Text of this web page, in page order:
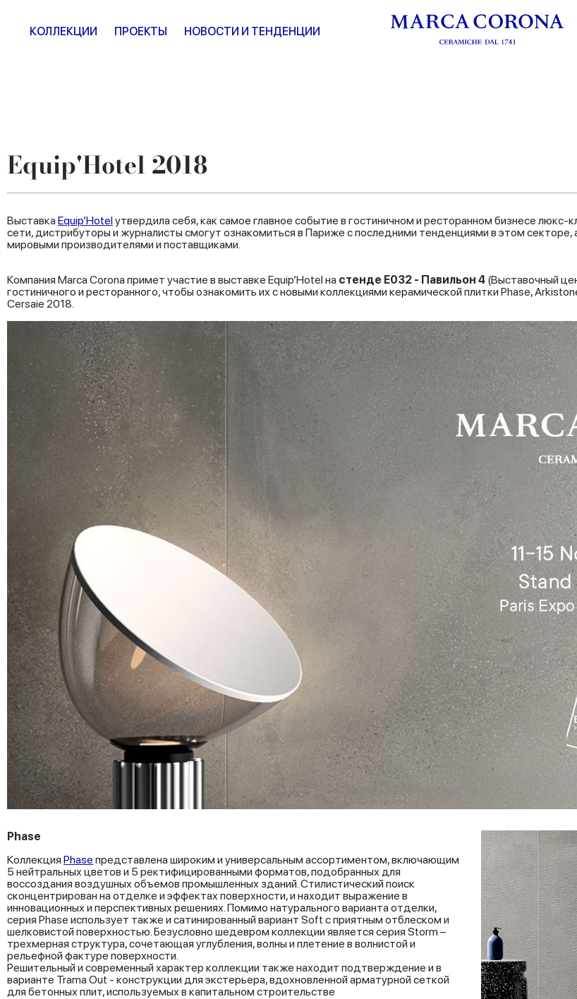
КОЛЛЕКЦИИ ПРОЕКТЫ НОВОСТИ И ТЕНДЕНЦИИ
Equip'Hotel 2018
Выставка Equip’Hotelутвердила себя, как самое главное событие в гостиничном и ресторанном бизнесе люкс-
сети, дистрибуторы и журналисты смогут ознакомиться в Париже с последними тенденциями в этом
мировыми производителями и поставщиками.
Компания Marca Corona примет участие в выставке Equip’Hotel на стенде E032 - Павильон 4 (Выставочный
гостиничного и ресторанного, чтобы ознакомить их с новыми коллекциями керамической плитки Phase,
Cersaie 2018.
Phase
Коллекция Phase представлена широким и универсальным ассортиментом, включающим
5 нейтральных цветов и 5 ректифицированными форматов, подобранных для
воссоздания воздушных объемов промышленных зданий. Стилистический поиск
сконцентрирован на отделке и эффектах поверхности, и находит выражение в
инновационных и перспективных решениях. Помимо натурального варианта отделки,
серия Phase использует также и сатинированный вариант Soft с приятным отблеском и
шелковистой поверхностью. Безусловно шедевром коллекции является серия Storm –
трехмерная структура, сочетающая углубления, волны и плетение в волнистой и
рельефной фактуре поверхности.
Решительный и современный характер коллекции также находит подтверждение и в
варианте Trama Out - конструкции для экстерьера, вдохновленной арматурной сеткой
для бетонных плит, используемых в капитальном строительстве